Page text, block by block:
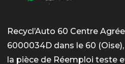
Recycl’Auto 60 Centre
6000034D dans le 60
la pièce de Réemploi teste